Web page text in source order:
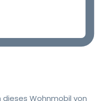
dieses Wohnmobil von